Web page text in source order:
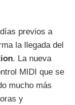
previos a
la llegada del
. La nueva
MIDI que se
mucho más
y